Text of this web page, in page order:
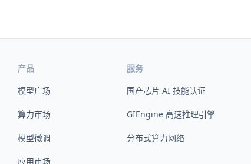
产品
模型广场
算力市场
模型微调
应用市场
服务
国产芯片 AI 技能认证
GIEngine 高速推理引擎
分布式算力网络